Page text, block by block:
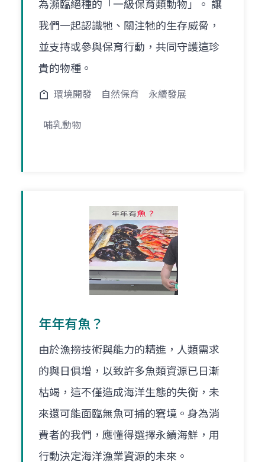
為瀕臨絕種的「一級保育類動物」。 讓
我們一起認識牠、關注牠的生存威脅，
並支持或參與保育行動，共同守護這珍
貴的物種。
環境開發 自然保育 永續發展
哺乳動物
年年有魚？
由於漁撈技術與能力的精進，人類需求
的與日俱增，以致許多魚類資源已日漸
枯竭，這不僅造成海洋生態的失衡，未
來還可能面臨無魚可捕的窘境。身為消
費者的我們，應懂得選擇永續海鮮，用
行動決定海洋漁業資源的未來。